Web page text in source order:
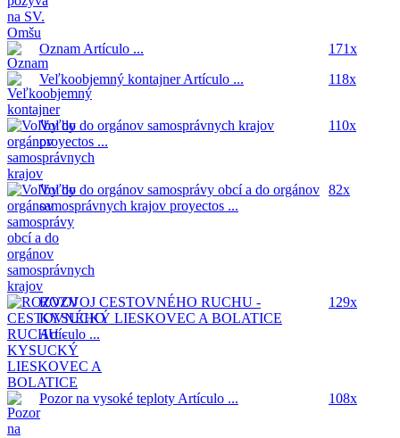
Oznam Artículo ...
171x
Veľkoobjemný kontajnerArtículo ... 118x
Voľby do orgánov samosprávnych krajov
proyectos ...
110x
Voľby do orgánov samosprávy obcí a do orgánov
samosprávnych krajov proyectos ...
82x
ROZVOJ CESTOVNÉHO RUCHU -
KYSUCKÝ LIESKOVEC A BOLATICE
Artículo ...
129x
Pozor na vysoké teploty Artículo ... 108x